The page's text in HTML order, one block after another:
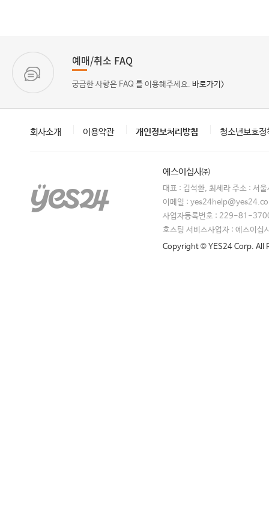
예매/취소 FAQ
궁금한 사항은 FAQ 를 이용해주세요. 바로가기>
회사소개 이용약관 개인정보처리방침 청소년보호정
예스이십사㈜
대표 : 김석환, 최세라 주소 : 서
이메일 :
사업자등록번호 : 229-81-
호스팅 서비스사업자 : 예스이십
Copyright © YES24 Corp. All